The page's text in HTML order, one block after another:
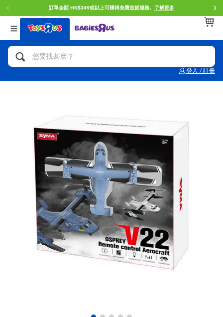
訂單金額 HK$349或以上可獲得免費送貨服務。 了解更多
登入 / 註冊
返回
分類目錄
人氣英雄,角色扮演,射擊玩具
拼砌組合及樂高LEGO
玩具車,貨車,火車及遙控系列
手工藝,文具,蠟筆,泥膠,畫板
娃娃, 芭比,收藏公仔
電子玩具
遊戲及拼圖系列
返回
品牌
Brunch Brother 早午餐兄弟
Spider-Man蜘蛛俠
Mini Brands
Play-Doh培樂多
Pokemon寶可夢
playpop
LEGO樂高
返回
年齢
0~2歳
8~11歳
12~14歳
14歳以上